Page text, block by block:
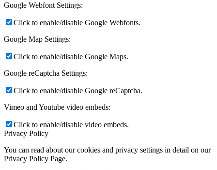
Google Webfont Settings:
Click to enable/disable Google Webfonts.
Google Map Settings:
Click to enable/disable Google Maps.
Google reCaptcha Settings:
Click to enable/disable Google reCaptcha.
Vimeo and Youtube video embeds:
Click to enable/disable video embeds.
Privacy Policy
You can read about our cookies and privacy settings in detail on our
Privacy Policy Page.